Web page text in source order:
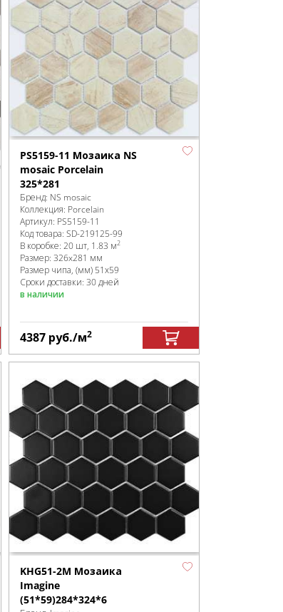
PS5159-11 Мозаика NS
mosaic Porcelain
325*281
Бренд: NS mosaic
Коллекция: Porcelain
Артикул: PS5159-11
Код товара: SD-219125-99
В коробке: 20 шт, 1.83 м2
Размер: 326x281 мм
Размер чипа, (мм) 51х59
Сроки доставки: 30 дней
в наличии
4387 руб./м2
KHG51-2M Мозаика
Imagine
(51*59)284*324*6